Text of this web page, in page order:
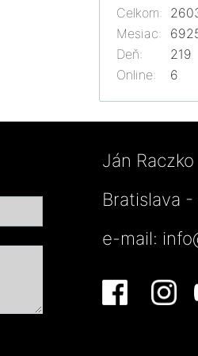
Online: 6
Celkom:
Mesiac:
Deň:
219
Ján Raczko
Bratislava
e-mail: